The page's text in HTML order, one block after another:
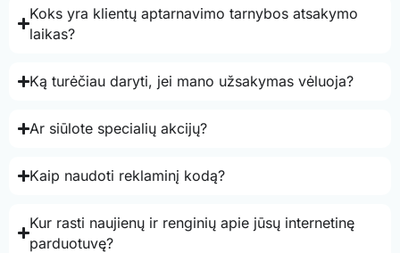
Koks yra klientų aptarnavimo tarnybos atsakymo
laikas?
Ką turėčiau daryti, jei mano užsakymas vėluoja?
Ar siūlote specialių akcijų?
Kaip naudoti reklaminį kodą?
Kur rasti naujienų ir renginių apie jūsų internetinę
parduotuvę?